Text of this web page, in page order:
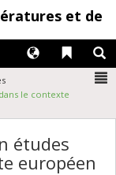
et de
Liens
Langues
le contexte
études
européen